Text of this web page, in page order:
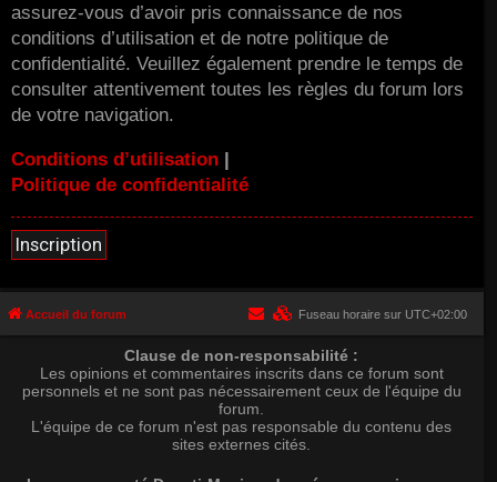
assurez-vous d’avoir pris connaissance de nos
conditions d’utilisation et de notre politique de
confidentialité. Veuillez également prendre le temps de
consulter attentivement toutes les règles du forum lors
de votre navigation.
Conditions d’utilisation |
Politique de confidentialité
Inscription
Accueil du forum Fuseau horaire sur UTC+02:00
Clause de non-responsabilité :
Les opinions et commentaires inscrits dans ce forum sont
personnels et ne sont pas nécessairement ceux de l'équipe du
forum.
L'équipe de ce forum n'est pas responsable du contenu des
sites externes cités.